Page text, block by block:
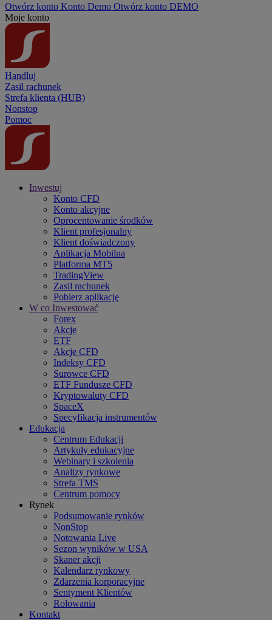
Otwórz konto Konto Demo Otwórz konto DEMO
Moje konto
Handluj
Zasil rachunek
Strefa klienta (HUB)
Nonstop
Pomoc
Inwestuj
Konto CFD
Konto akcyjne
Oprocentowanie środków
Klient profesjonalny
Klient doświadczony
Aplikacja Mobilna
Platforma MT5
TradingView
Zasil rachunek
Pobierz aplikację
W co Inwestować
Forex
Akcje
ETF
Akcje CFD
Indeksy CFD
Surowce CFD
ETF Fundusze CFD
Kryptowaluty CFD
SpaceX
Specyfikacja instrumentów
Edukacja
Centrum Edukacji
Artykuły edukacyjne
Webinary i szkolenia
Analizy rynkowe
Strefa TMS
Centrum pomocy
Rynek
Podsumowanie rynków
NonStop
Notowania Live
Sezon wyników w USA
Skaner akcji
Kalendarz rynkowy
Zdarzenia korporacyjne
Sentyment Klientów
Rolowania
Kontakt